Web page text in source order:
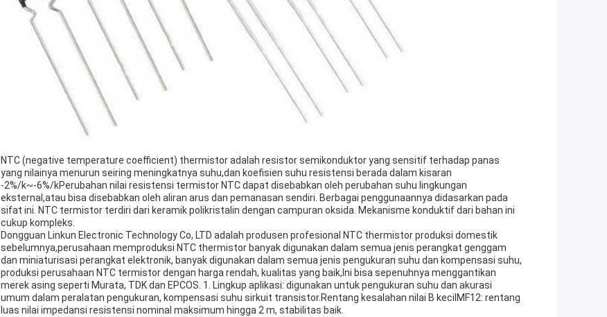
NTC (negative temperature coefficient) thermistor adalah resistor semikonduktor yang sensitif terhadap panas
yang nilainya menurun seiring meningkatnya suhu,dan koefisien suhu resistensi berada dalam kisaran
-2%/k~-6%/kPerubahan nilai resistensi termistor NTC dapat disebabkan oleh perubahan suhu lingkungan
eksternal,atau bisa disebabkan oleh aliran arus dan pemanasan sendiri. Berbagai penggunaannya didasarkan pada
sifat ini. NTC termistor terdiri dari keramik polikristalin dengan campuran oksida. Mekanisme konduktif dari bahan ini
cukup kompleks.
Dongguan Linkun Electronic Technology Co, LTD adalah produsen profesional NTC thermistor produksi domestik
sebelumnya,perusahaan memproduksi NTC thermistor banyak digunakan dalam semua jenis perangkat genggam
dan miniaturisasi perangkat elektronik, banyak digunakan dalam semua jenis pengukuran suhu dan kompensasi suhu,
produksi perusahaan NTC termistor dengan harga rendah, kualitas yang baik,Ini bisa sepenuhnya menggantikan
merek asing seperti Murata, TDK dan EPCOS. 1. Lingkup aplikasi: digunakan untuk pengukuran suhu dan akurasi
umum dalam peralatan pengukuran, kompensasi suhu sirkuit transistor.Rentang kesalahan nilai B kecilMF12: rentang
luas nilai impedansi resistensi nominal maksimum hingga 2 m, stabilitas baik.